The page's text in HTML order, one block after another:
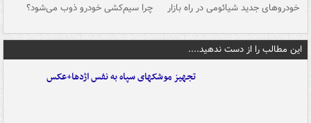
خودروهای جدید شیائومی در راه بازار چرا سیم‌کشی خودرو ذوب می‌شود؟
این مطالب را از دست ندهید....
تجهیز موشکهای سپاه به نفس اژدها+عکس